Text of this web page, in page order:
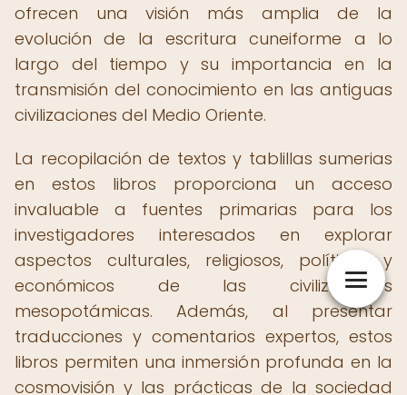
ofrecen una visión más amplia de la
evolución de la escritura cuneiforme a lo
largo del tiempo y su importancia en la
transmisión del conocimiento en las antiguas
civilizaciones del Medio Oriente.
La recopilación de textos y tablillas sumerias
en estos libros proporciona un acceso
invaluable a fuentes primarias para los
investigadores interesados en explorar
aspectos culturales, religiosos, políticos y
económicos de las civilizaciones
mesopotámicas. Además, al presentar
traducciones y comentarios expertos, estos
libros permiten una inmersión profunda en la
cosmovisión y las prácticas de la sociedad